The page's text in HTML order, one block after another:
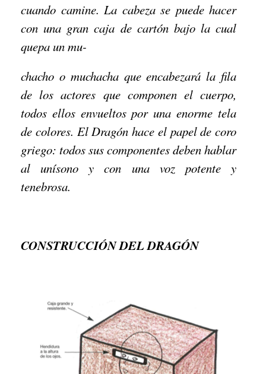
cuando camine. La cabeza se puede hacer
con una gran caja de cartón bajo la cual
quepa un mu-
chacho o muchacha que encabezará la fila
de los actores que componen el cuerpo,
todos ellos envueltos por una enorme tela
de colores. El Dragón hace el papel de coro
griego: todos sus componentes deben hablar
al unísono y con una voz potente y
tenebrosa.
CONSTRUCCIÓN DEL DRAGÓN